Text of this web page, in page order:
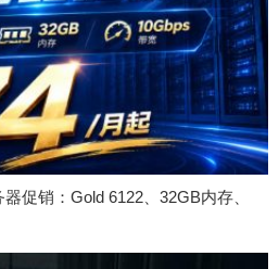
促销：Gold 6122、32GB内存、